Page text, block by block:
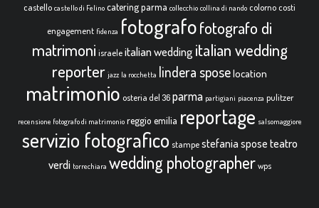
castello castello di Felino catering parma collecchio collina di nando colorno costi
engagement fidenza fotografofotografo di
matrimoni israele italian wedding italian wedding
reporter jazz la rocchetta lindera sposelocation
matrimonio osteria del 36parma partigiani piacenza pulitzer
recensione fotografo di matrimonio reggio emilia reportage salsomaggiore
servizio fotografico stampe stefania spose teatro
verdi torrechiara wedding photographer wps